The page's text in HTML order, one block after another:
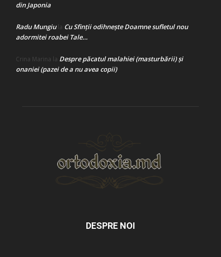
din Japonia
Radu Mungiula Cu Sfinții odihnește Doamne sufletul nou
adormitei roabei Tale…
Crina Marina la Despre păcatul malahiei (masturbării) şi
onaniei (pazei de a nu avea copii)
DESPRE NOI